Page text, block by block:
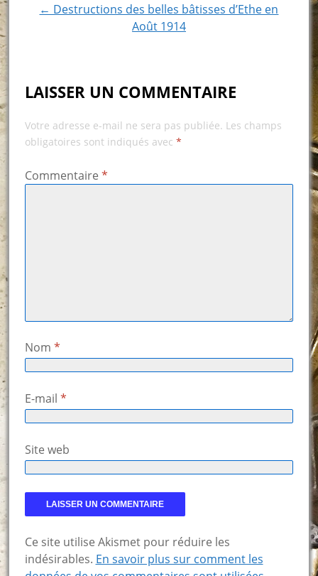
← Destructions des belles bâtisses d’Ethe en
Août 1914
LAISSER UN COMMENTAIRE
Votre adresse e-mail ne sera pas publiée. Les champs
obligatoires sont indiqués avec *
Commentaire *
Nom *
E-mail *
Site web
Ce site utilise Akismet pour réduire les
indésirables. En savoir plus sur comment les